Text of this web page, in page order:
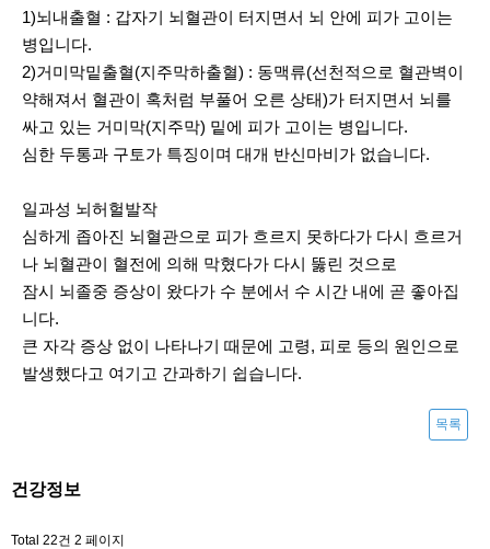
1)뇌내출혈 : 갑자기 뇌혈관이 터지면서 뇌 안에 피가 고이는
병입니다.
2)거미막밑출혈(지주막하출혈) : 동맥류(선천적으로 혈관벽이
약해져서 혈관이 혹처럼 부풀어 오른 상태)가 터지면서 뇌를
싸고 있는 거미막(지주막) 밑에 피가 고이는 병입니다.
심한 두통과 구토가 특징이며 대개 반신마비가 없습니다.
일과성 뇌허헐발작
심하게 좁아진 뇌혈관으로 피가 흐르지 못하다가 다시 흐르거
나 뇌혈관이 혈전에 의해 막혔다가 다시 뚫린 것으로
잠시 뇌졸중 증상이 왔다가 수 분에서 수 시간 내에 곧 좋아집
니다.
큰 자각 증상 없이 나타나기 때문에 고령, 피로 등의 원인으로
발생했다고 여기고 간과하기 쉽습니다.
목록
건강정보
Total 22건 2 페이지